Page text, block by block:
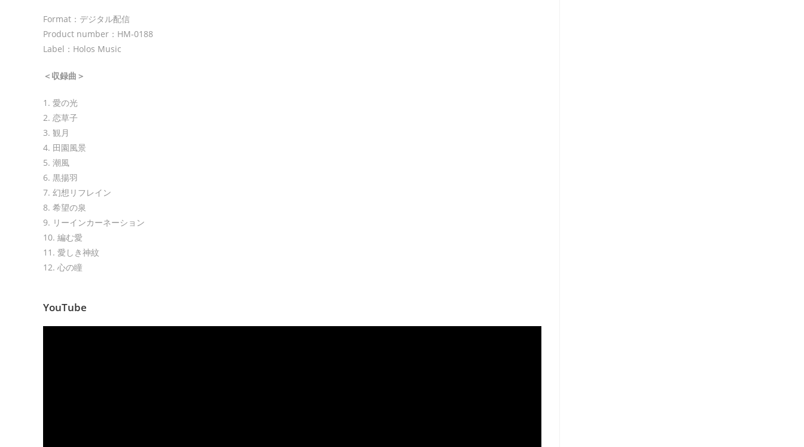
Format：デジタル配信
Product number：HM-0188
Label：Holos Music
＜収録曲＞
1. 愛の光
2. 恋草子
3. 観月
4. 田園風景
5. 潮風
6. 黒揚羽
7. 幻想リフレイン
8. 希望の泉
9. リーインカーネーション
10. 編む愛
11. 愛しき神紋
12. 心の瞳
YouTube